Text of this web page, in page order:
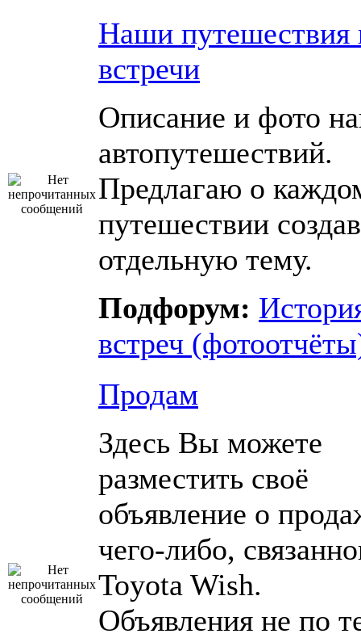
Наши путешествия
встречи
Описание и фото
автопутешествий.
Предлагаю о
путешествии
отдельную тему.
Подфорум:
встреч
Продам
Здесь Вы можете
разместить своё
объявление о
чего-либо,
Toyota Wish.
Объявления не по